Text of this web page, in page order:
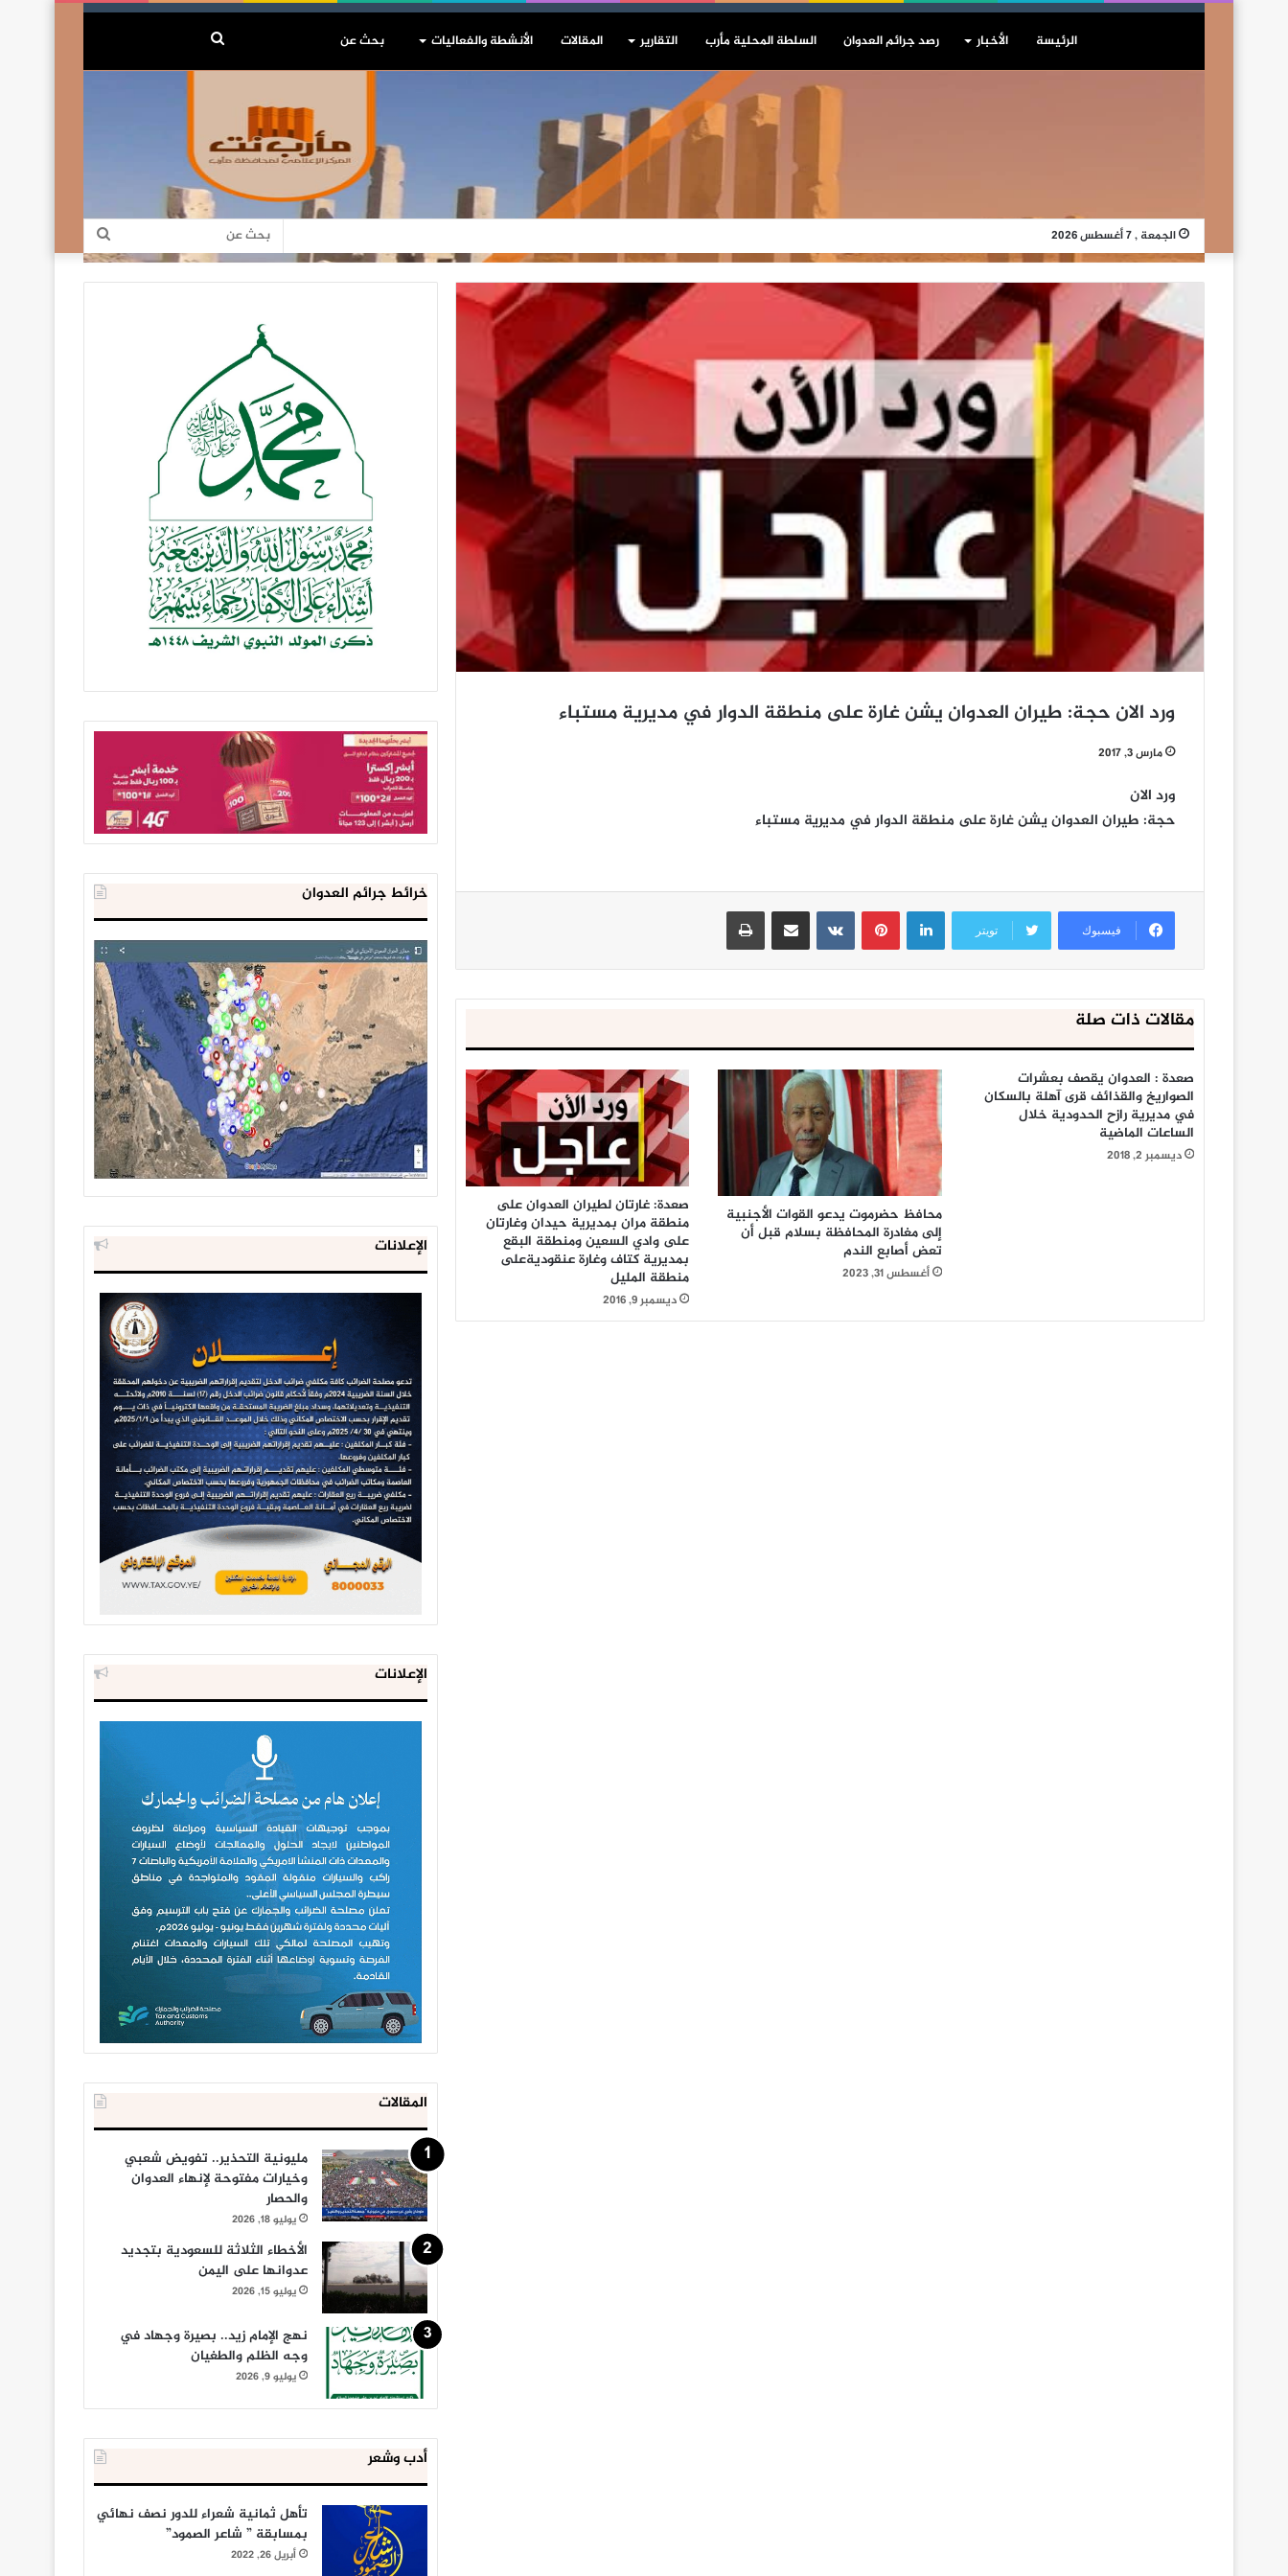
الرئيسة الأخبار رصد جرائم العدوان السلطة المحلية مأرب التقارير المقالات الأنشطة والفعاليات بحث
الجمعة , 7 أغسطس 2026
بحث
عن
ورد الان حجة: طيران العدوان يشن غارة على منطقة الدوار في مديرية مستباء
مارس 3, 2017
ورد الان
حجة: طيران العدوان يشن غارة على منطقة الدوار في مديرية مستباء
فيسبوك تويتر
لينكدإنبينتيريست مشاركة عبر البريد طباعة
مقالات ذات صلة
صعدة : العدوان يقصف بعشرات
الصواريخ والقذائف قرى آهلة بالسكان
في مديرية رازح الحدودية خلال
الساعات الماضية
ديسمبر 2, 2018
محافظ حضرموت يدعو القوات الأجنبية
إلى مغادرة المحافظة بسلام قبل أن
تعض أصابع الندم
أغسطس 31, 2023
صعدة: غارتان لطيران العدوان على
منطقة مران بمديرية حيدان وغارتان
على وادي السعين ومنطقة البقع
بمديرية كتاف وغارة عنقوديةعلى
منطقة المليل
ديسمبر 9, 2016
خرائط جرائم العدوان
الإعلانات
الإعلانات
المقالات
مليونية التحذير.. تفويض شعبي
وخيارات مفتوحة لإنهاء العدوان
والحصار
يوليو 18, 2026
الأخطاء الثلاثة للسعودية بتجديد
عدوانها على اليمن
يوليو 15, 2026
نهج الإمام زيد.. بصيرة وجهاد في
وجه الظلم والطغيان
يوليو 9, 2026
أدب وشعر
تأهل ثمانية شعراء للدور نصف نهائي
بمسابقة ” شاعر الصمود”
أبريل 26, 2022